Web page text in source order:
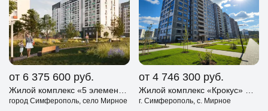
от 6 375 600 руб.
Жилой комплекс «5 элемент» Симферополь
город Симферополь, село Мирное
от 4 746 300 руб.
Жилой комплекс «Крокус» Cимферополь
г. Симферополь, с. Мирное